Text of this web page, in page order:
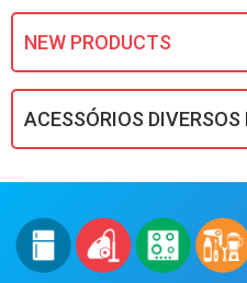
NEW PRODUCTS
ACESSÓRIOS